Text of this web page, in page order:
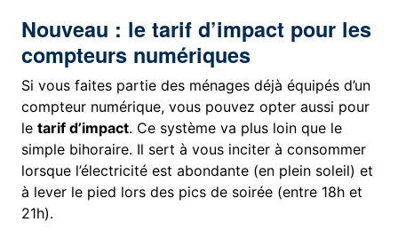
Nouveau : le tarif d’impact pour les
compteurs numériques
Si vous faites partie des ménages déjà équipés d’un
compteur numérique, vous pouvez opter aussi pour
letarif d’impact. Ce système va plus loin que le
simple bihoraire. Il sert à vous inciter à consommer
lorsque l’électricité est abondante (en plein soleil) et
à lever le pied lors des pics de soirée (entre 18h et
21h).